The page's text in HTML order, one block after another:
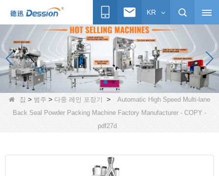
KR
집 > 범주 > 다중 레인 포장기 >
Automatic High Speed Multi-lane
Back Seal Powder Packing Machine Factory Manufacturer - COPY -
pdf27d